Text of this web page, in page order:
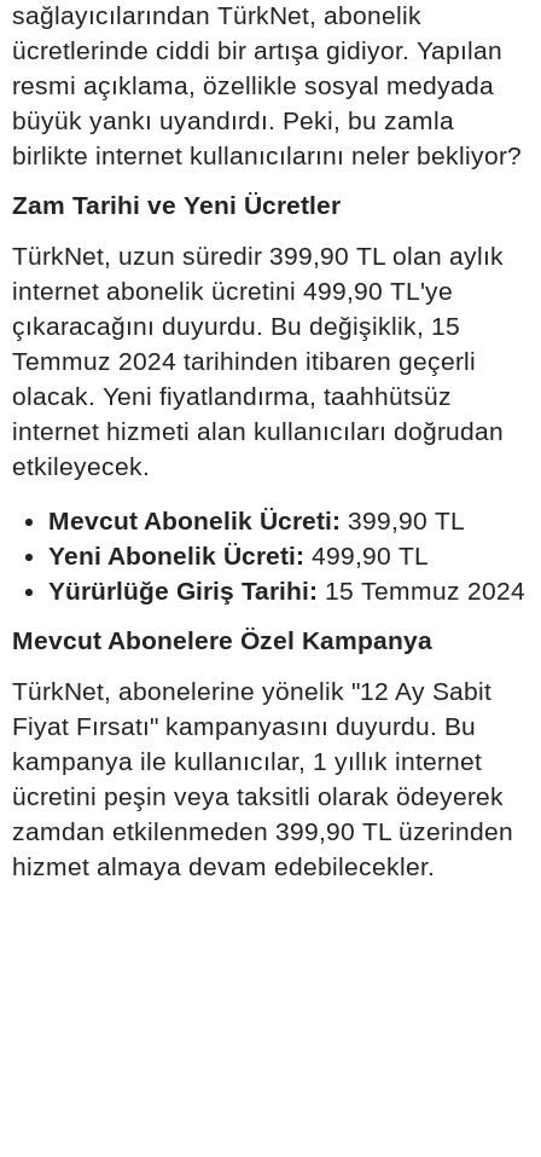
sağlayıcılarından TürkNet, abonelik
ücretlerinde ciddi bir artışa gidiyor. Yapılan
resmi açıklama, özellikle sosyal medyada
büyük yankı uyandırdı. Peki, bu zamla
birlikte internet kullanıcılarını neler bekliyor?
Zam Tarihi ve Yeni Ücretler
TürkNet, uzun süredir 399,90 TL olan aylık
internet abonelik ücretini 499,90 TL'ye
çıkaracağını duyurdu. Bu değişiklik, 15
Temmuz 2024 tarihinden itibaren geçerli
olacak. Yeni fiyatlandırma, taahhütsüz
internet hizmeti alan kullanıcıları doğrudan
etkileyecek.
Mevcut Abonelik Ücreti: 399,90 TL
Yeni Abonelik Ücreti: 499,90 TL
Yürürlüğe Giriş Tarihi: 15 Temmuz 2024
Mevcut Abonelere Özel Kampanya
TürkNet, abonelerine yönelik "12 Ay Sabit
Fiyat Fırsatı" kampanyasını duyurdu. Bu
kampanya ile kullanıcılar, 1 yıllık internet
ücretini peşin veya taksitli olarak ödeyerek
zamdan etkilenmeden 399,90 TL üzerinden
hizmet almaya devam edebilecekler.